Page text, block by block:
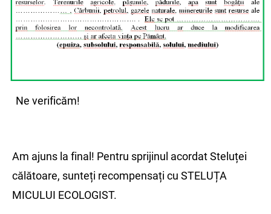
Ne verificăm!
Am ajuns la final! Pentru sprijinul acordat Steluței
călătoare, sunteți recompensați cu STELUȚA
MICULUI ECOLOGIST.